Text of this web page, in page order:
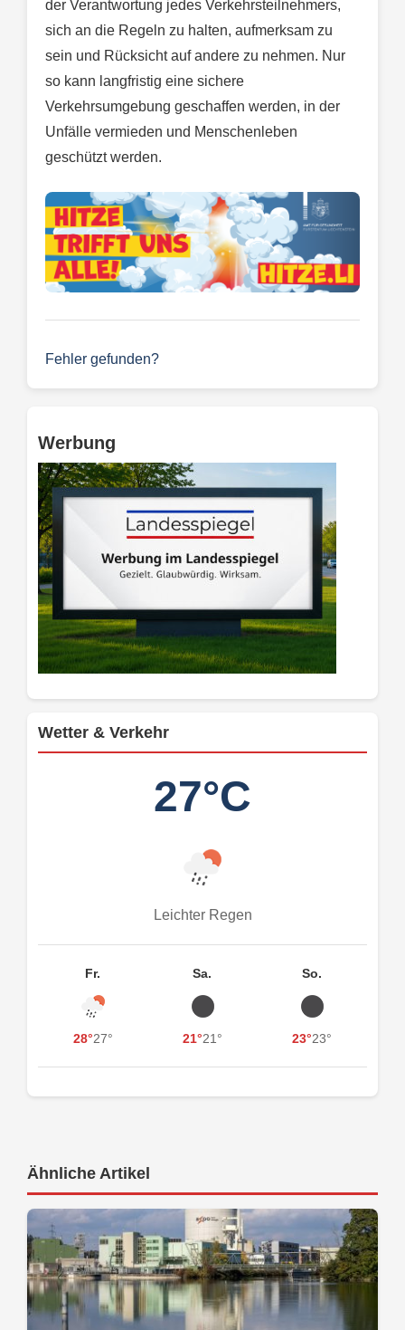
der Verantwortung jedes Verkehrsteilnehmers,
sich an die Regeln zu halten, aufmerksam zu
sein und Rücksicht auf andere zu nehmen. Nur
so kann langfristig eine sichere
Verkehrsumgebung geschaffen werden, in der
Unfälle vermieden und Menschenleben
geschützt werden.
Fehler gefunden?
Werbung
Wetter & Verkehr
27°C
Leichter Regen
Fr.
28°27°
Sa.
21°21°
So.
23°23°
Ähnliche Artikel